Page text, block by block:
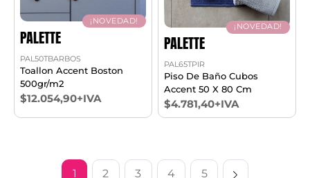
¡NOVEDAD!
PALETTE
PAL50TBARBOS
Toallon Accent Boston
500gr/m2
$12.054,90+IVA
¡NOVEDAD!
PALETTE
PAL65TPIR
Piso De Baño Cubos
Accent 50 X 80 Cm
$4.781,40+IVA
1 2 3 4 5